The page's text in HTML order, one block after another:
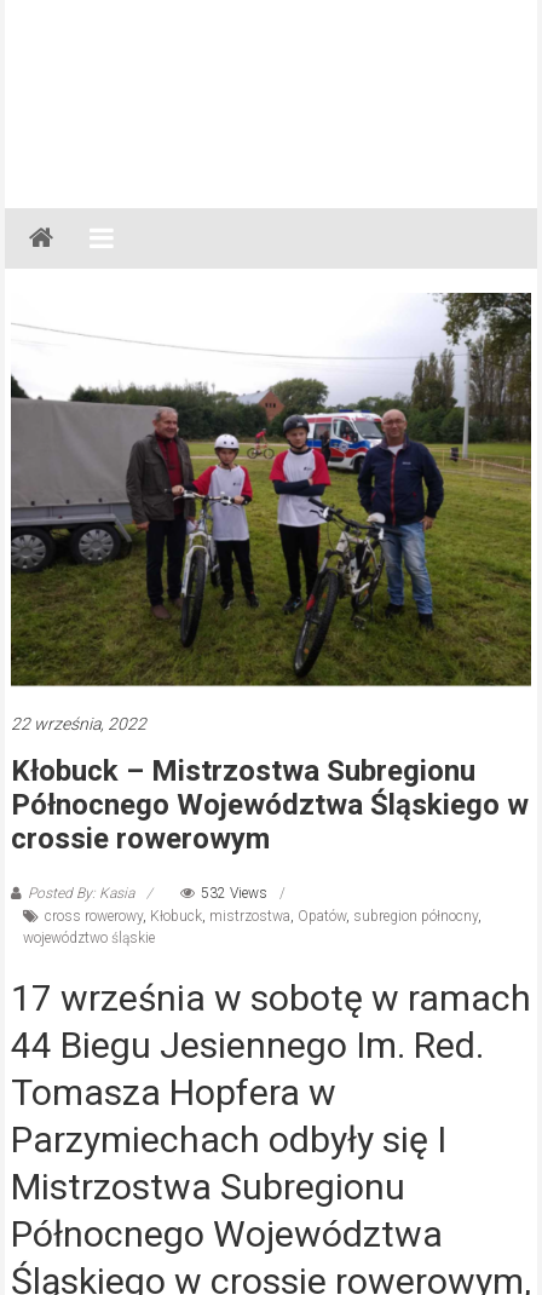
Gazeta
Regionalna
Kłobuck,
Myszków
22 września, 2022
Kłobuck – Mistrzostwa Subregionu
Północnego Województwa Śląskiego w
crossie rowerowym
Posted By: Kasia
532 Views
cross rowerowy, Kłobuck, mistrzostwa, Opatów, subregion północny,
województwo śląskie
17 września w sobotę w ramach
44 Biegu Jesiennego Im. Red.
Tomasza Hopfera w
Parzymiechach odbyły się I
Mistrzostwa Subregionu
Północnego Województwa
Śląskiego w crossie rowerowym,